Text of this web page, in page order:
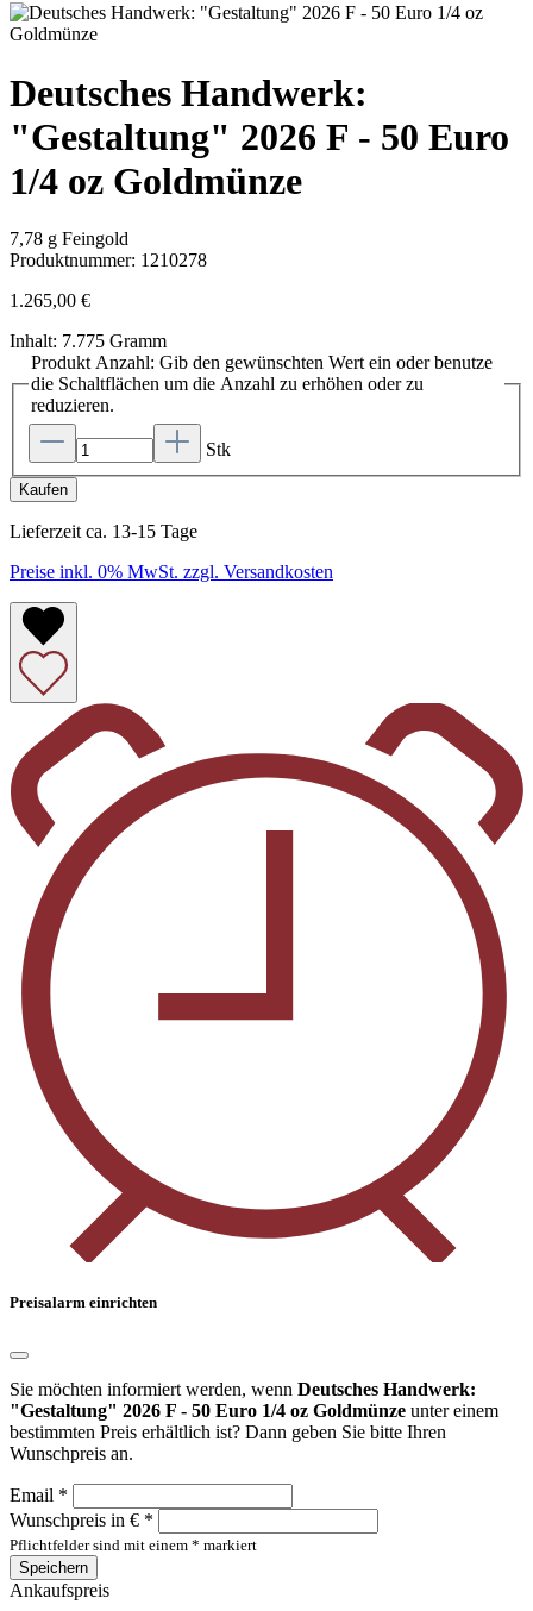
Deutsches Handwerk:
"Gestaltung" 2026 F - 50 Euro
1/4 oz Goldmünze
7,78 g Feingold
Produktnummer: 1210278
1.265,00 €
Inhalt: 7.775 Gramm
Produkt Anzahl: Gib den gewünschten Wert ein oder benutze
die Schaltflächen um die Anzahl zu erhöhen oder zu
reduzieren.
Stk
Kaufen
Lieferzeit ca. 13-15 Tage
Preise inkl. 0% MwSt. zzgl. Versandkosten
Preisalarm einrichten
Sie möchten informiert werden, wenn Deutsches Handwerk:
"Gestaltung" 2026 F - 50 Euro 1/4 oz Goldmünze unter einem
bestimmten Preis erhältlich ist? Dann geben Sie bitte Ihren
Wunschpreis an.
Email *
Wunschpreis in € *
Pflichtfelder sind mit einem * markiert
Speichern
Ankaufspreis